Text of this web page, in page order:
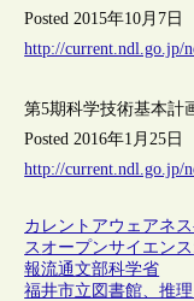
Posted 2015年10月7日
http://current.ndl.go.jp/
第5期科学技術基本計
Posted 2016年1月25日
http://current.ndl.go.jp/
カレントアウェアネス
ス オープンサイエンス
報流通文部科学省
福井市立図書館、推